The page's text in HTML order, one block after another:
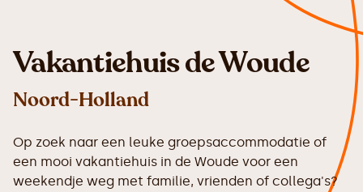
Vakantiehuis de Woude
Noord-Holland
Op zoek naar een leuke groepsaccommodatie of
een mooi vakantiehuis in de Woude voor een
weekendje weg met familie, vrienden of collega's?